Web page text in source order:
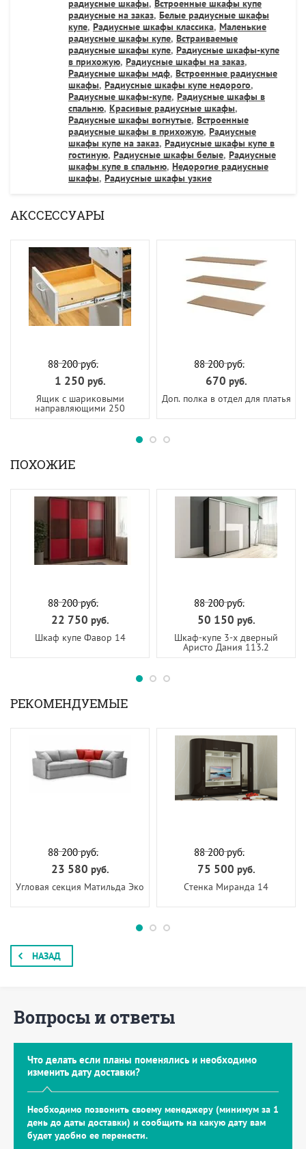
радиусные шкафы, Встроенные шкафы купе
радиусные на заказ, Белые радиусные шкафы
купе, Радиусные шкафы классика, Маленькие
радиусные шкафы купе, Встраиваемые
радиусные шкафы купе, Радиусные шкафы-купе
в прихожую, Радиусные шкафы на заказ,
Радиусные шкафы мдф, Встроенные радиусные
шкафы, Радиусные шкафы купе недорого,
Радиусные шкафы-купе, Радиусные шкафы в
спальню, Красивые радиусные шкафы,
Радиусные шкафы вогнутые, Встроенные
радиусные шкафы в прихожую, Радиусные
шкафы купе на заказ, Радиусные шкафы купе в
гостиную, Радиусные шкафы белые, Радиусные
шкафы купе в спальню, Недорогие радиусные
шкафы, Радиусные шкафы узкие
АКССЕССУАРЫ
88 200руб.
1 250 руб.
Ящик с шариковыми
направляющими 250
88 200руб.
670 руб.
Доп. полка в отдел для платья
ПОХОЖИЕ
88 200руб.
22 750 руб.
Шкаф купе Фавор 14
88 200руб.
50 150 руб.
Шкаф-купе 3-х дверный
Аристо Дания 113.2
РЕКОМЕНДУЕМЫЕ
88 200руб.
23 580 руб.
Угловая секция Матильда Эко
88 200руб.
75 500 руб.
Стенка Миранда 14
НАЗАД
Вопросы и ответы
Что делать если планы поменялись и необходимо
изменить дату доставки?
Необходимо позвонить своему менеджеру (минимум за 1
день до даты доставки) и сообщить на какую дату вам
будет удобно ее перенести.